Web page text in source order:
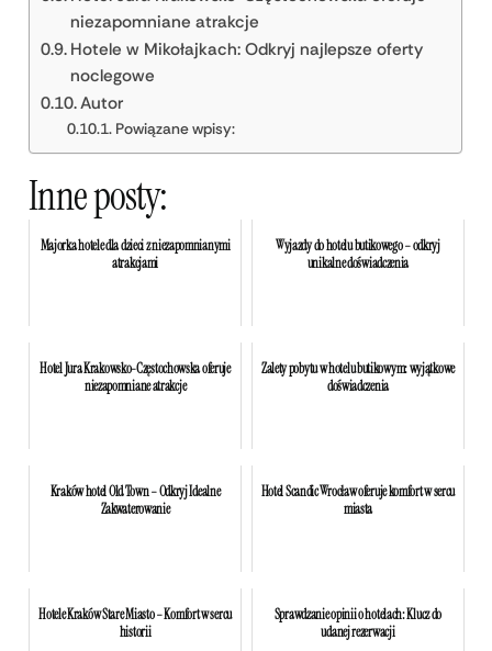
niezapomniane atrakcje
Hotele w Mikołajkach: Odkryj najlepsze oferty
noclegowe
Autor
Powiązane wpisy:
Inne posty:
Majorka hotele dla dzieci z niezapomnianymi
atrakcjami
Wyjazdy do hotelu butikowego – odkryj
unikalne doświadczenia
Hotel Jura Krakowsko-Częstochowska oferuje
niezapomniane atrakcje
Zalety pobytu w hotelu butikowym: wyjątkowe
doświadczenia
Kraków hotel Old Town – Odkryj Idealne
Zakwaterowanie
Hotel Scandic Wrocław oferuje komfort w sercu
miasta
Hotele Kraków Stare Miasto – Komfort w sercu
historii
Sprawdzanie opinii o hotelach: Klucz do
udanej rezerwacji